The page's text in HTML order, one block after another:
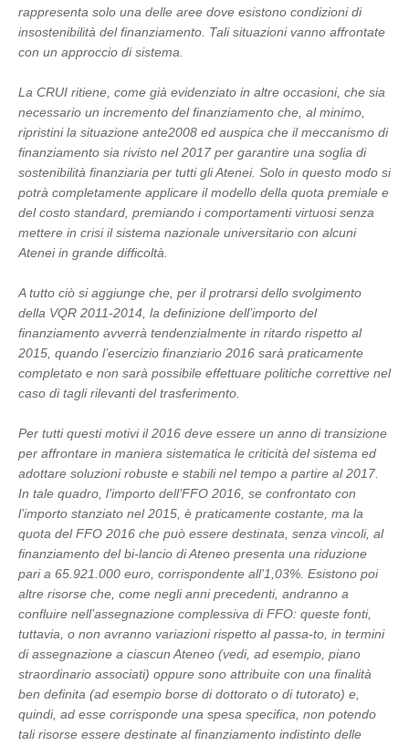
rappresenta solo una delle aree dove esistono condizioni di
insostenibilità del finanziamento. Tali situazioni vanno affrontate
con un approccio di sistema.
La CRUI ritiene, come già evidenziato in altre occasioni, che sia
necessario un incremento del finanziamento che, al minimo,
ripristini la situazione ante2008 ed auspica che il meccanismo di
finanziamento sia rivisto nel 2017 per garantire una soglia di
sostenibilità finanziaria per tutti gli Atenei. Solo in questo modo si
potrà completamente applicare il modello della quota premiale e
del costo standard, premiando i comportamenti virtuosi senza
mettere in crisi il sistema nazionale universitario con alcuni
Atenei in grande difficoltà.
A tutto ciò si aggiunge che, per il protrarsi dello svolgimento
della VQR 2011-2014, la definizione dell’importo del
finanziamento avverrà tendenzialmente in ritardo rispetto al
2015, quando l’esercizio finanziario 2016 sarà praticamente
completato e non sarà possibile effettuare politiche correttive nel
caso di tagli rilevanti del trasferimento.
Per tutti questi motivi il 2016 deve essere un anno di transizione
per affrontare in maniera sistematica le criticità del sistema ed
adottare soluzioni robuste e stabili nel tempo a partire al 2017.
In tale quadro, l’importo dell’FFO 2016, se confrontato con
l’importo stanziato nel 2015, è praticamente costante, ma la
quota del FFO 2016 che può essere destinata, senza vincoli, al
finanziamento del bi-lancio di Ateneo presenta una riduzione
pari a 65.921.000 euro, corrispondente all’1,03%. Esistono poi
altre risorse che, come negli anni precedenti, andranno a
confluire nell’assegnazione complessiva di FFO: queste fonti,
tuttavia, o non avranno variazioni rispetto al passa-to, in termini
di assegnazione a ciascun Ateneo (vedi, ad esempio, piano
straordinario associati) oppure sono attribuite con una finalità
ben definita (ad esempio borse di dottorato o di tutorato) e,
quindi, ad esse corrisponde una spesa specifica, non potendo
tali risorse essere destinate al finanziamento indistinto delle